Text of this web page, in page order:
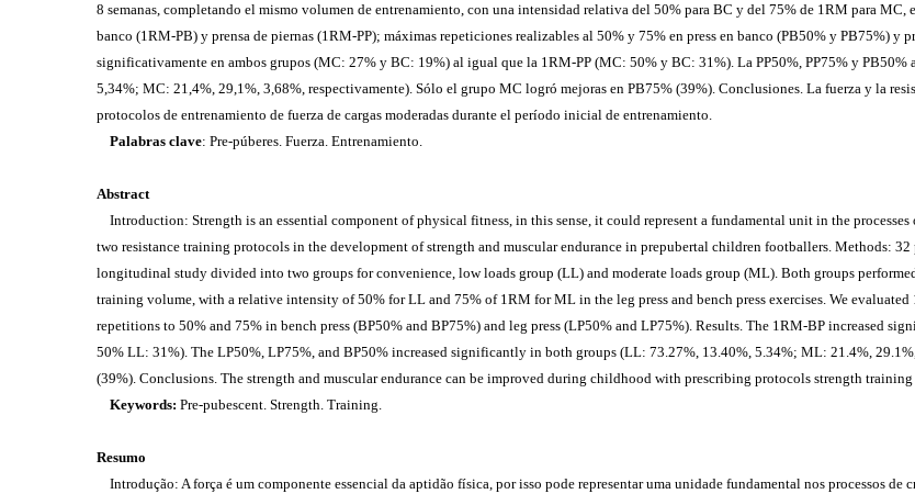
8 semanas, completando el mismo volumen de entrenamiento, con una intensidad relativa del 50% para BC y del 75% de 1RM para MC,
banco (1RM-PB) y prensa de piernas (1RM-PP); máximas repeticiones realizables al 50% y 75% en press en banco (PB50% y PB75%) y
significativamente en ambos grupos (MC: 27% y BC: 19%) al igual que la 1RM-PP (MC: 50% y BC: 31%). La PP50%, PP75% y
5,34%; MC: 21,4%, 29,1%, 3,68%, respectivamente). Sólo el grupo MC logró mejoras en PB75% (39%). Conclusiones. La fuerza y la
protocolos de entrenamiento de fuerza de cargas moderadas durante el período inicial de entrenamiento.
Palabras clave: Pre-púberes. Fuerza. Entrenamiento.
Abstract
Introduction: Strength is an essential component of physical fitness, in this sense, it could represent a fundamental unit in the
two resistance training protocols in the development of strength and muscular endurance in prepubertal children footballers. Methods:
longitudinal study divided into two groups for convenience, low loads group (LL) and moderate loads group (ML). Both groups
training volume, with a relative intensity of 50% for LL and 75% of 1RM for ML in the leg press and bench press exercises. We
repetitions to 50% and 75% in bench press (BP50% and BP75%) and leg press (LP50% and LP75%). Results. The 1RM-BP increased
50% LL: 31%). The LP50%, LP75%, and BP50% increased significantly in both groups (LL: 73.27%, 13.40%, 5.34%; ML: 21.4%,
(39%). Conclusions. The strength and muscular endurance can be improved during childhood with prescribing protocols strength
Keywords: Pre-pubescent. Strength. Training.
Resumo
Introdução: A força é um componente essencial da aptidão física, por isso pode representar uma unidade fundamental nos processos